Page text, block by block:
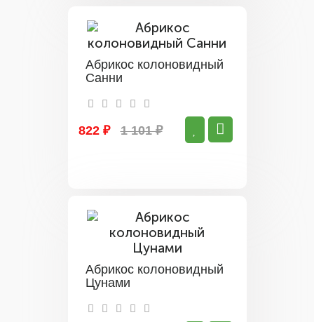
Абрикос колоновидный
Санни
822 ₽ 1 101 ₽
Абрикос колоновидный
Цунами